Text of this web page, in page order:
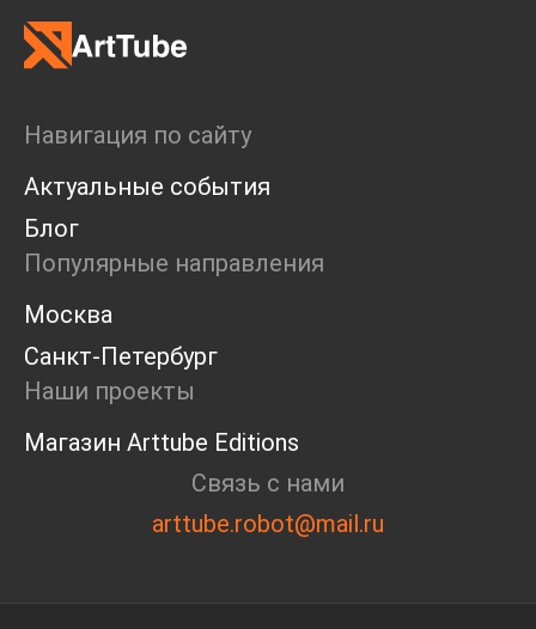
Дискуссия
Пост-релиз
Пресс-конференция
Ярмарка
Open call
Экскурсия
Дискуссия
Cosmoscow 2024
Blazar 2024
Встречи
Круглый стол
Навигация по сайту
Актуальные события
Блог
Популярные направления
Москва
Санкт-Петербург
Наши проекты
Магазин Arttube Editions
Связь с нами
arttube.robot@mail.ru